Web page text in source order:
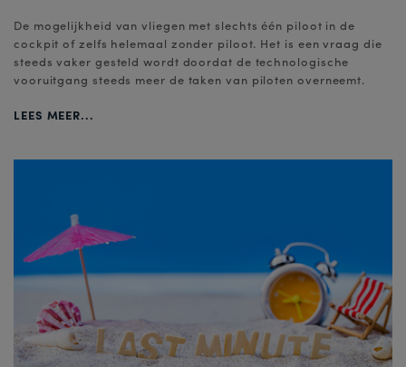
De mogelijkheid van vliegen met slechts één piloot in de
cockpit of zelfs helemaal zonder piloot. Het is een vraag die
steeds vaker gesteld wordt doordat de technologische
vooruitgang steeds meer de taken van piloten overneemt.
LEES MEER...